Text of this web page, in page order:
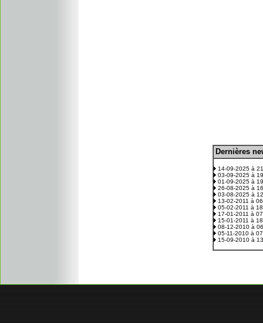
Dernières
14-09-2025 à
03-09-2025 à
01-09-2025 à
26-08-2025 à
03-08-2025 à
13-02-2011 à
05-02-2011 à
17-01-2011 à
15-01-2011 à
08-12-2010 à
05-11-2010 à
15-09-2010 à